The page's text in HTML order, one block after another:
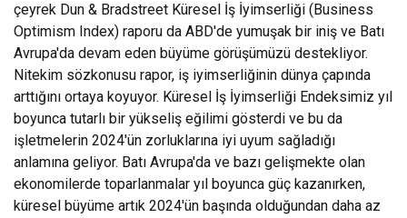
çeyrek Dun & Bradstreet Küresel İş İyimserliği (Business
Optimism Index) raporu da ABD'de yumuşak bir iniş ve Batı
Avrupa'da devam eden büyüme görüşümüzü destekliyor.
Nitekim sözkonusu rapor, iş iyimserliğinin dünya çapında
arttığını ortaya koyuyor. Küresel İş İyimserliği Endeksimiz yıl
boyunca tutarlı bir yükseliş eğilimi gösterdi ve bu da
işletmelerin 2024'ün zorluklarına iyi uyum sağladığı
anlamına geliyor. Batı Avrupa'da ve bazı gelişmekte olan
ekonomilerde toparlanmalar yıl boyunca güç kazanırken,
küresel büyüme artık 2024'ün başında olduğundan daha az